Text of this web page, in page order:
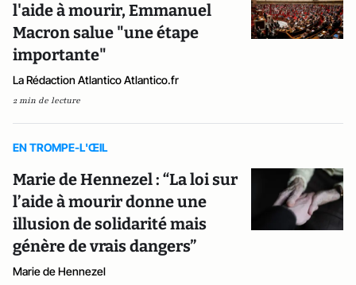
l'aide à mourir, Emmanuel
Macron salue "une étape
importante"
La Rédaction Atlantico Atlantico.fr
2 min de lecture
EN TROMPE-L'ŒIL
Marie de Hennezel : “La loi sur
l’aide à mourir donne une
illusion de solidarité mais
génère de vrais dangers”
Marie de Hennezel